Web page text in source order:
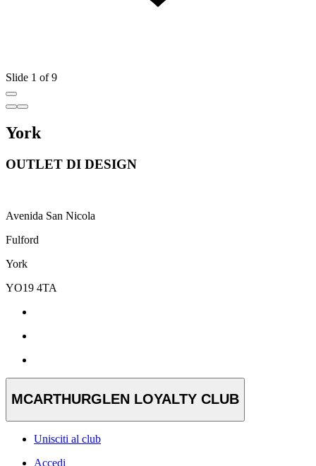
Slide 1 of 9
York
OUTLET DI DESIGN
Avenida San Nicola
Fulford
York
YO19 4TA
MCARTHURGLEN LOYALTY CLUB
Unisciti al club
Accedi